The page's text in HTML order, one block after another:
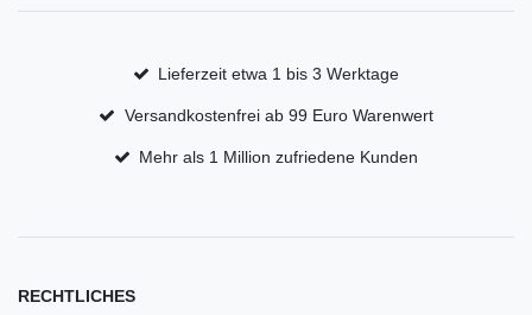
Lieferzeit etwa 1 bis 3 Werktage
Versandkostenfrei ab 99 Euro Warenwert
Mehr als 1 Million zufriedene Kunden
RECHTLICHES